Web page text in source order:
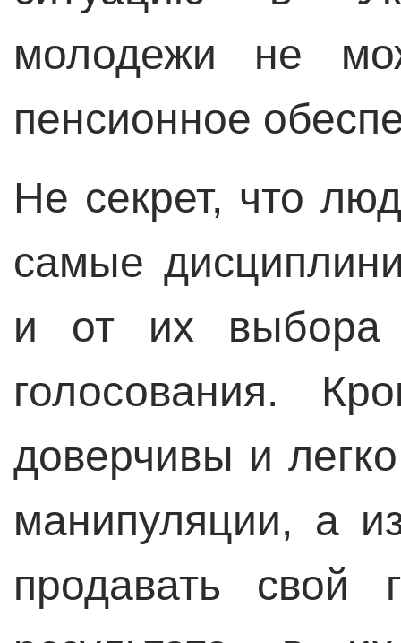
молодежи не
пенсионное
Не секрет, что
самые
и от их выбора
голосования.
доверчивы и
манипуляции, а
продавать свой